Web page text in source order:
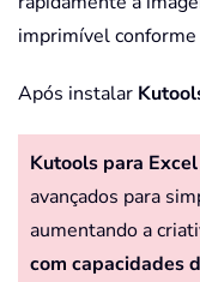
imprimível conforme
Após instalar
Kutools para Excel
avançados para
aumentando a
com capacidades